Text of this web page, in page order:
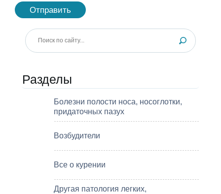
Разделы
Болезни полости носа, носоглотки,
придаточных пазух
Возбудители
Все о курении
Другая патология легких,